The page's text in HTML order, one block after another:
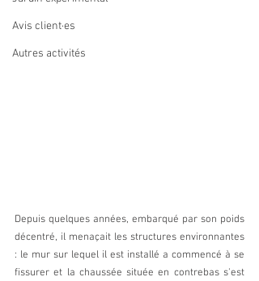
Avis client·es
Autres activités
Depuis quelques années, embarqué par son poids
décentré, il menaçait les structures environnantes
: le mur sur lequel il est installé a commencé à se
fissurer et la chaussée située en contrebas s'est